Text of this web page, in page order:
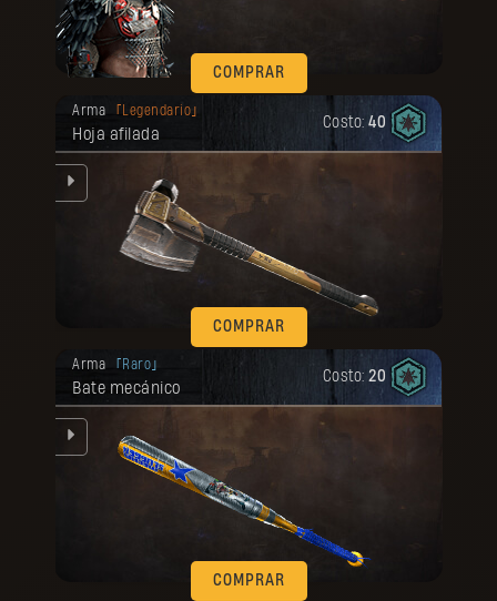
COMPRAR
Arma Legendario
Hoja afilada
Costo: 40
COMPRAR
Tu recompensa se desbloqueó.
Arma Raro
Bate mecánico
Costo: 20
COMPRAR
Tu recompensa se desbloqueó.